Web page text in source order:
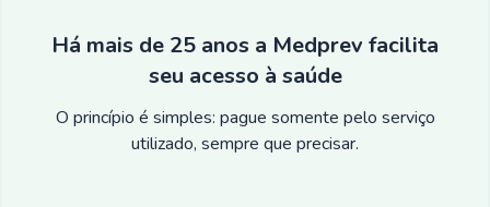
Há mais de 25 anos a Medprev facilita
seu acesso à saúde
O princípio é simples: pague somente pelo serviço
utilizado, sempre que precisar.